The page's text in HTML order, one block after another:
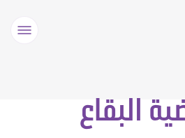
البقاع